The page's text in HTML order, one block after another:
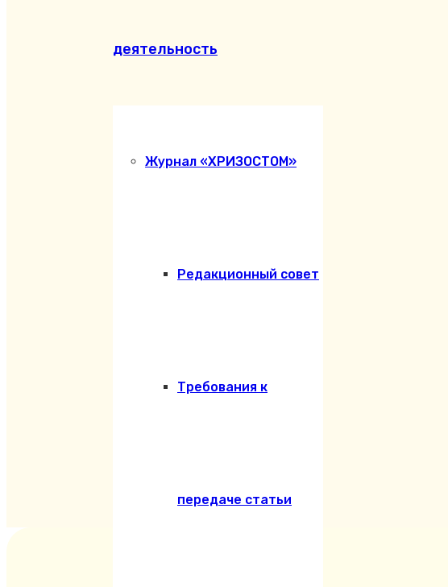
деятельность
Журнал «ХРИЗОСТОМ»
Редакционный совет
Требования к
передаче статьи